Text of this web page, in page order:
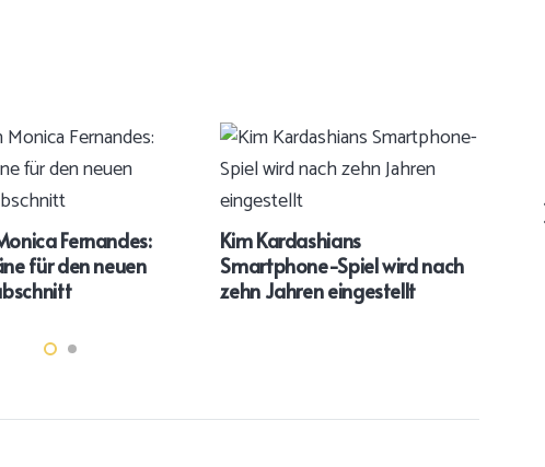
Fernandes:
für den neuen
Kim Kardashians
Smartphone-Spiel wird nach
zehn Jahren eingestellt